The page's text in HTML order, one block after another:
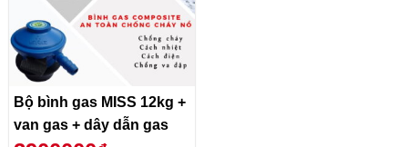
Bộ bình gas MISS 12kg +
van gas + dây dẫn gas